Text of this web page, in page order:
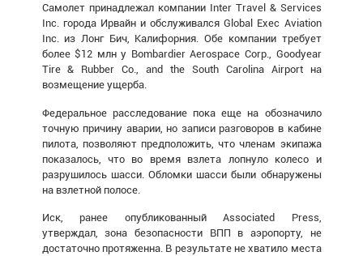
Самолет принадлежал компании Inter Travel & Services
Inc. города Ирвайн и обслуживался Global Exec Aviation
Inc. из Лонг Бич, Калифорния. Обе компании требует
более $12 млн у Bombardier Aerospace Corp., Goodyear
Tire & Rubber Co., and the South Carolina Airport на
возмещение ущерба.
Федеральное расследование пока еще на обозначило
точную причину аварии, но записи разговоров в кабине
пилота, позволяют предположить, что членам экипажа
показалось, что во время взлета лопнуло колесо и
разрушилось шасси. Обломки шасси были обнаружены
на взлетной полосе.
Иск, ранее опубликованный Associated Press,
утверждал, зона безопасности ВПП в аэропорту, не
достаточно протяженна. В результате не хватило места